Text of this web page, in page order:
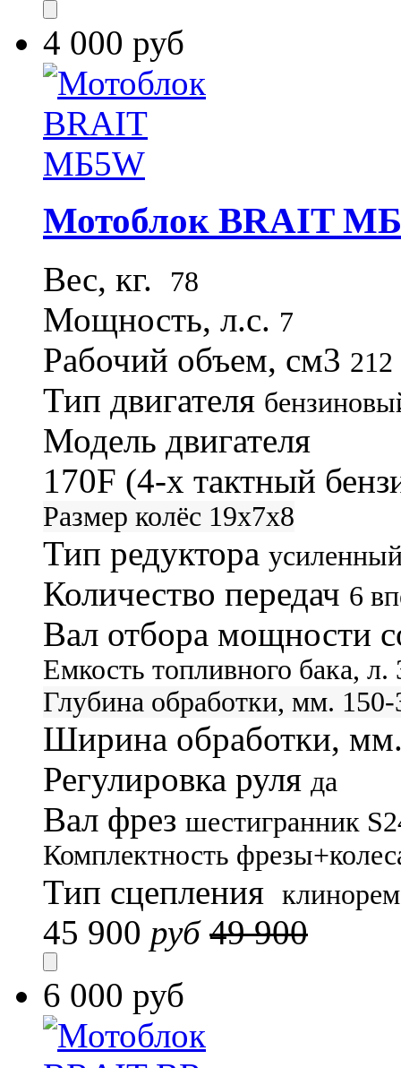
4 000 руб
Мотоблок BRAIT
Вес, кг. 78
Мощность, л.с. 7
Рабочий объем, см3 212
Тип двигателя
Модель двигателя
170F (4-х тактный
Размер колёс 19x7x8
Тип редуктора
Количество передач 6
Вал отбора мощности
Емкость топливного бака, л.
Глубина обработки, мм.
Ширина обработки,
Регулировка руля да
Вал фрез шестигранник
Комплектность
Тип сцепления
45 900 руб 49 900
6 000 руб